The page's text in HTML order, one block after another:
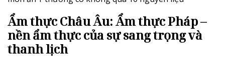
Ẩm thực Châu Âu: Ẩm thực Pháp –
nền ẩm thực của sự sang trọng và
thanh lịch